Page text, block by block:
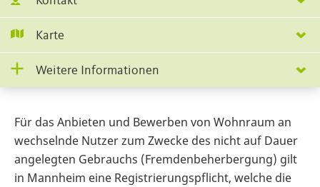
Karte
Weitere Informationen
Für das Anbieten und Bewerben von Wohnraum an
wechselnde Nutzer zum Zwecke des nicht auf Dauer
angelegten Gebrauchs (Fremdenbeherbergung) gilt
in Mannheim eine Registrierungspflicht, welche die